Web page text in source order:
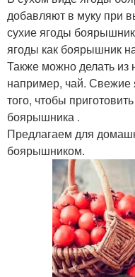
добавляют в муку при
сухие ягоды
ягоды как боярышник
Также можно делать из
например, чай.
того, чтобы
боярышника .
Предлагаем для
боярышником.